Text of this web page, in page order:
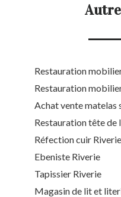
Restauration
Restauration
Achat vente matelas
Restauration tête de
Réfection cuir Riverie
Ebeniste Riverie
Tapissier Riverie
Magasin de lit et